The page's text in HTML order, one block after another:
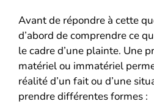
Avant de répondre à cette
d’abord de comprendre ce
le cadre d’une plainte. Une
matériel ou immatériel
réalité d’un fait ou d’une
prendre différentes formes :